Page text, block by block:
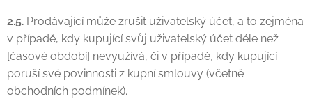
2.5. Prodávající může zrušit uživatelský účet, a to zejména
v případě, kdy kupující svůj uživatelský účet déle než
[časové období] nevyužívá, či v případě, kdy kupující
poruší své povinnosti z kupní smlouvy (včetně
obchodních podmínek).